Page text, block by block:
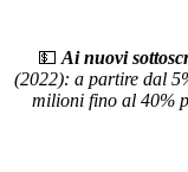
💵 Ai nuovi
(2022): a partire dal
milioni fino al 40%